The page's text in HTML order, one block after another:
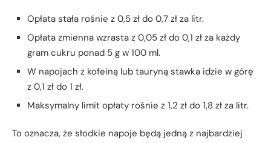
Opłata stała rośnie z 0,5 zł do 0,7 zł za litr.
Opłata zmienna wzrasta z 0,05 zł do 0,1 zł za każdy
gram cukru ponad 5 g w 100 ml.
W napojach z kofeiną lub tauryną stawka idzie w górę
z 0,1 zł do 1 zł.
Maksymalny limit opłaty rośnie z 1,2 zł do 1,8 zł za litr.
To oznacza, że słodkie napoje będą jedną z najbardziej